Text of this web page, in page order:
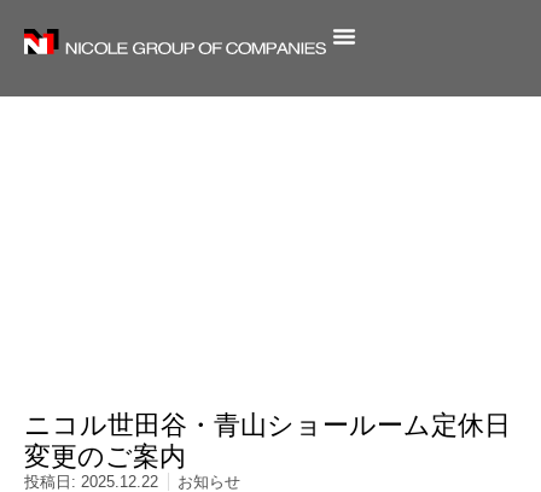
ニコル世田谷・青山ショールーム定休日
変更のご案内
投稿日: 2025.12.22 お知らせ